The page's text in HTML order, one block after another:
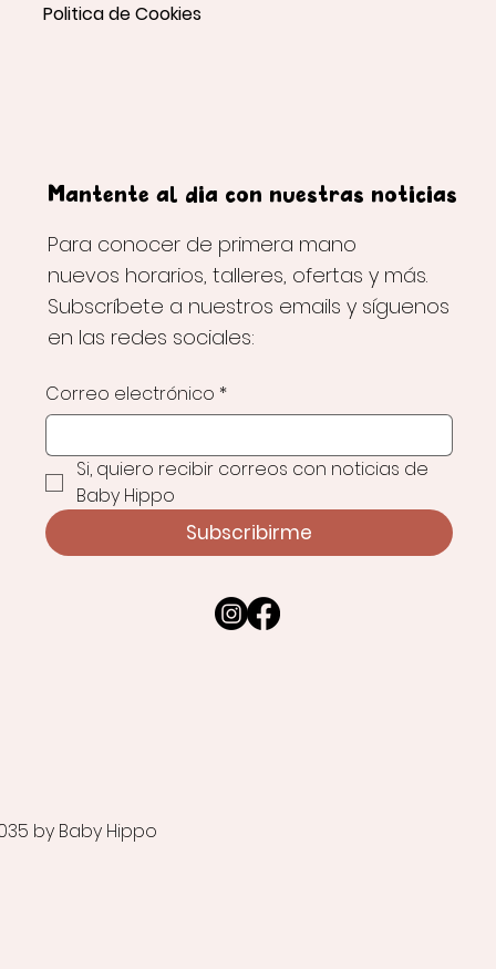
Politica de Cookies
Mantente al día con nuestras noticias
Para conocer de primera mano
nuevos horarios, talleres, ofertas y más.
Subscríbete a nuestros emails y síguenos
en las redes sociales:
Correo electrónico *
Si, quiero recibir correos con noticias de
Baby Hippo
Subscribirme
by Baby Hippo